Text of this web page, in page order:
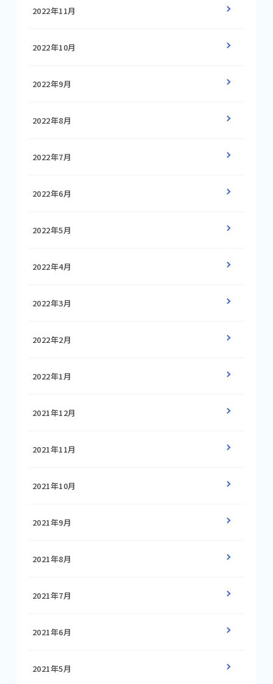
2022年11月
2022年10月
2022年9月
2022年8月
2022年7月
2022年6月
2022年5月
2022年4月
2022年3月
2022年2月
2022年1月
2021年12月
2021年11月
2021年10月
2021年9月
2021年8月
2021年7月
2021年6月
2021年5月